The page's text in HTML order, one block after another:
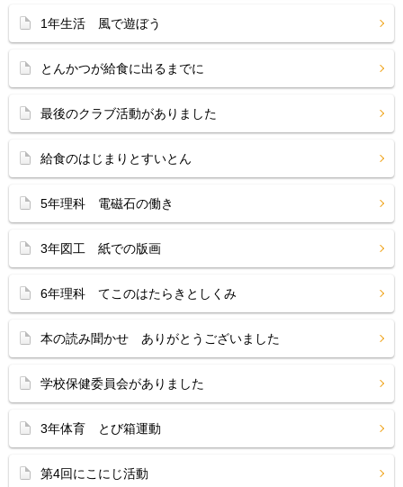
1年生活 風で遊ぼう
とんかつが給食に出るまでに
最後のクラブ活動がありました
給食のはじまりとすいとん
5年理科 電磁石の働き
3年図工 紙での版画
6年理科 てこのはたらきとしくみ
本の読み聞かせ ありがとうございました
学校保健委員会がありました
3年体育 とび箱運動
第4回にこにじ活動